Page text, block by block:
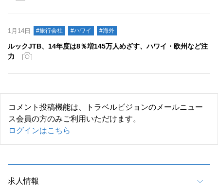
1月14日 #旅行会社 #ハワイ #海外
ルックJTB、14年度は8％増145万人めざす、ハワイ・欧州など注
力
コメント投稿機能は、トラベルビジョンのメールニュー
ス会員の方のみご利用いただけます。
ログインはこちら
求人情報